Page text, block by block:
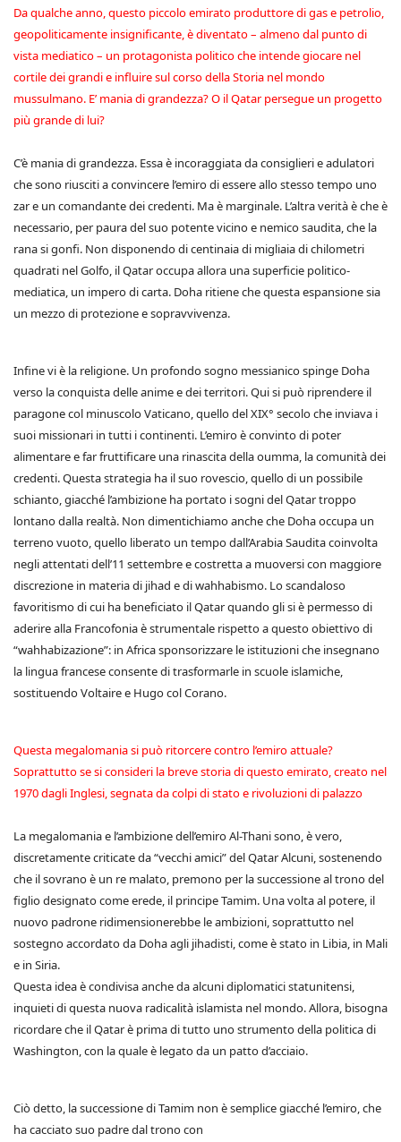
Da qualche anno, questo piccolo emirato produttore di gas e petrolio,
geopoliticamente insignificante, è diventato – almeno dal punto di
vista mediatico – un protagonista politico che intende giocare nel
cortile dei grandi e influire sul corso della Storia nel mondo
mussulmano. E’ mania di grandezza? O il Qatar persegue un progetto
più grande di lui?
C’è mania di grandezza. Essa è incoraggiata da consiglieri e adulatori
che sono riusciti a convincere l’emiro di essere allo stesso tempo uno
zar e un comandante dei credenti. Ma è marginale. L’altra verità è che è
necessario, per paura del suo potente vicino e nemico saudita, che la
rana si gonfi. Non disponendo di centinaia di migliaia di chilometri
quadrati nel Golfo, il Qatar occupa allora una superficie politico-
mediatica, un impero di carta. Doha ritiene che questa espansione sia
un mezzo di protezione e sopravvivenza.
Infine vi è la religione. Un profondo sogno messianico spinge Doha
verso la conquista delle anime e dei territori. Qui si può riprendere il
paragone col minuscolo Vaticano, quello del XIX° secolo che inviava i
suoi missionari in tutti i continenti. L’emiro è convinto di poter
alimentare e far fruttificare una rinascita della oumma, la comunità dei
credenti. Questa strategia ha il suo rovescio, quello di un possibile
schianto, giacché l’ambizione ha portato i sogni del Qatar troppo
lontano dalla realtà. Non dimentichiamo anche che Doha occupa un
terreno vuoto, quello liberato un tempo dall’Arabia Saudita coinvolta
negli attentati dell’11 settembre e costretta a muoversi con maggiore
discrezione in materia di jihad e di wahhabismo. Lo scandaloso
favoritismo di cui ha beneficiato il Qatar quando gli si è permesso di
aderire alla Francofonia è strumentale rispetto a questo obiettivo di
“wahhabizazione”: in Africa sponsorizzare le istituzioni che insegnano
la lingua francese consente di trasformarle in scuole islamiche,
sostituendo Voltaire e Hugo col Corano.
Questa megalomania si può ritorcere contro l’emiro attuale?
Soprattutto se si consideri la breve storia di questo emirato, creato nel
1970 dagli Inglesi, segnata da colpi di stato e rivoluzioni di palazzo
La megalomania e l’ambizione dell’emiro Al-Thani sono, è vero,
discretamente criticate da “vecchi amici” del Qatar Alcuni, sostenendo
che il sovrano è un re malato, premono per la successione al trono del
figlio designato come erede, il principe Tamim. Una volta al potere, il
nuovo padrone ridimensionerebbe le ambizioni, soprattutto nel
sostegno accordato da Doha agli jihadisti, come è stato in Libia, in Mali
e in Siria.
Questa idea è condivisa anche da alcuni diplomatici statunitensi,
inquieti di questa nuova radicalità islamista nel mondo. Allora, bisogna
ricordare che il Qatar è prima di tutto uno strumento della politica di
Washington, con la quale è legato da un patto d’acciaio.
Ciò detto, la successione di Tamim non è semplice giacché l’emiro, che
ha cacciato suo padre dal trono con